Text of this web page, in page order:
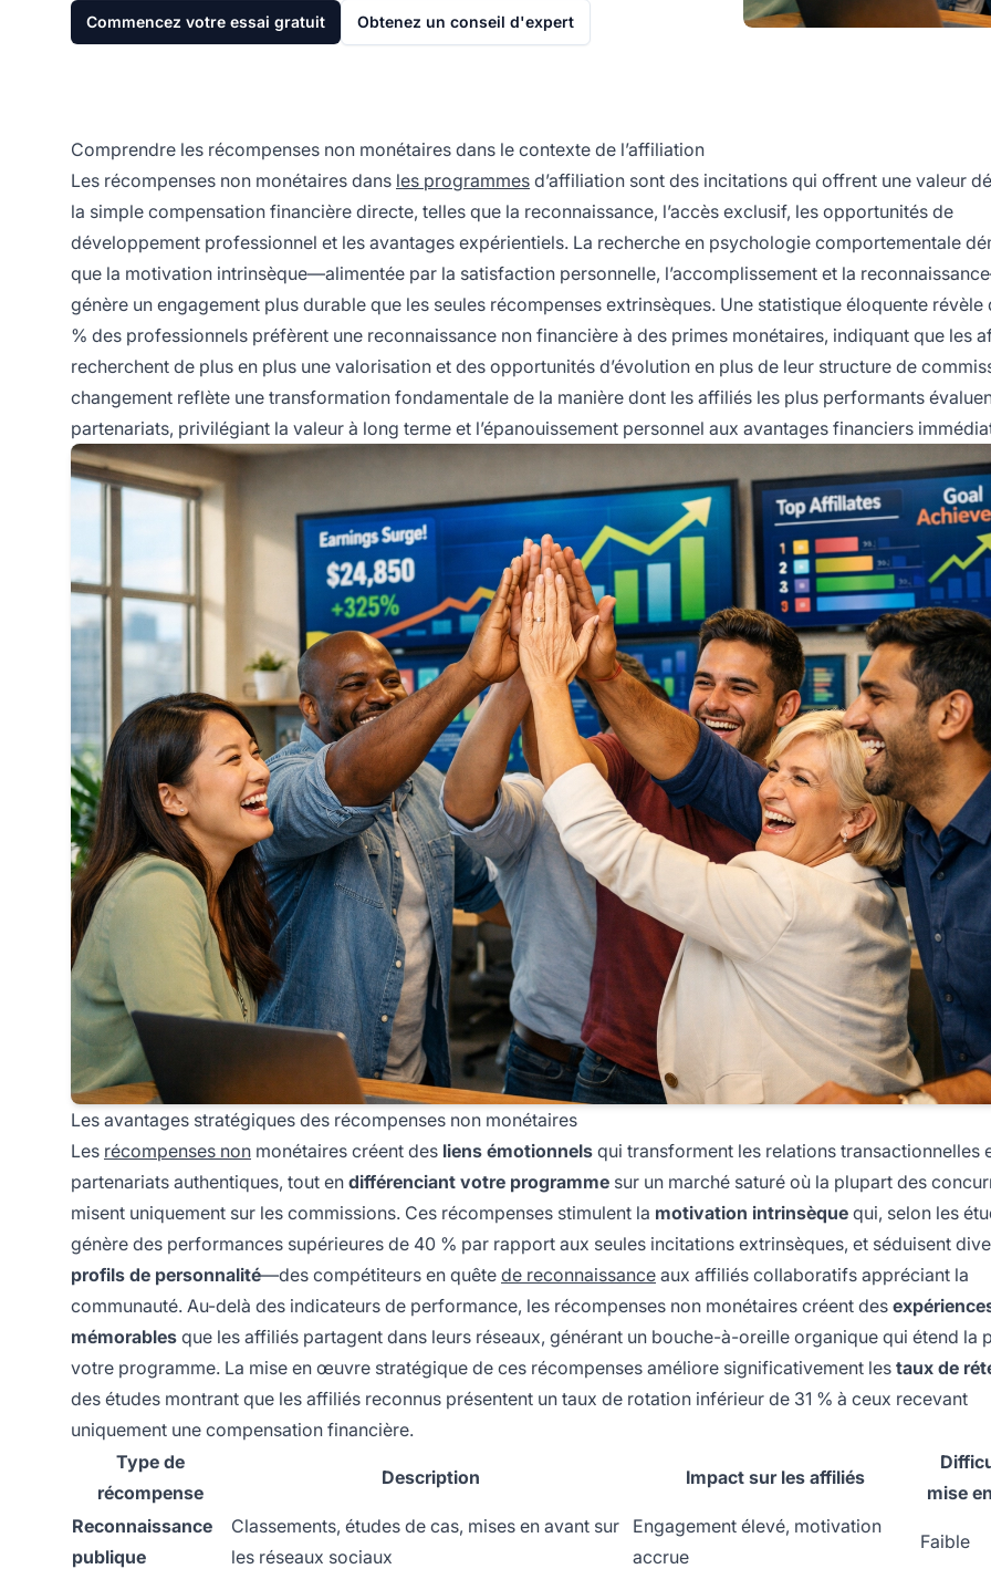
Commencez votre essai gratuit Obtenez un conseil d'expert
Comprendre les récompenses non monétaires dans le contexte de l’affiliation
Les récompenses non monétaires dans les programmes d’affiliation sont des incitations qui offrent une valeur
la simple compensation financière directe, telles que la reconnaissance, l’accès exclusif, les opportunités de
développement professionnel et les avantages expérientiels. La recherche en psychologie comportementale
que la motivation intrinsèque—alimentée par la satisfaction personnelle, l’accomplissement et la
génère un engagement plus durable que les seules récompenses extrinsèques. Une statistique éloquente révèle
% des professionnels préfèrent une reconnaissance non financière à des primes monétaires, indiquant que les
recherchent de plus en plus une valorisation et des opportunités d’évolution en plus de leur structure de
changement reflète une transformation fondamentale de la manière dont les affiliés les plus performants
partenariats, privilégiant la valeur à long terme et l’épanouissement personnel aux avantages financiers
Les avantages stratégiques des récompenses non monétaires
Les récompenses non monétaires créent des liens émotionnels qui transforment les relations transactionnelles
partenariats authentiques, tout en différenciant votre programme sur un marché saturé où la plupart des
misent uniquement sur les commissions. Ces récompenses stimulent la motivation intrinsèque qui, selon les
génère des performances supérieures de 40 % par rapport aux seules incitations extrinsèques, et séduisent
profils de personnalité—des compétiteurs en quête de reconnaissance aux affiliés collaboratifs appréciant la
communauté. Au-delà des indicateurs de performance, les récompenses non monétaires créent des
mémorables que les affiliés partagent dans leurs réseaux, générant un bouche-à-oreille organique qui étend la
votre programme. La mise en œuvre stratégique de ces récompenses améliore significativement les taux de
des études montrant que les affiliés reconnus présentent un taux de rotation inférieur de 31 % à ceux recevant
uniquement une compensation financière.
Type de
récompense
Description Impact sur les affiliés
mise
Reconnaissance
publique
Classements, études de cas, mises en avant sur
les réseaux sociaux
Engagement élevé, motivation
accrue
Faible